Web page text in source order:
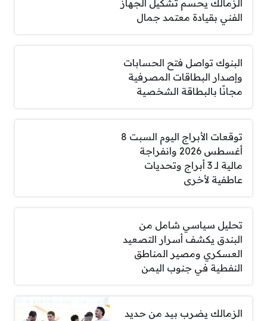
الزمالك يحسم تشكيل الجهاز
الفني بقيادة معتمد جمال
البنوك تواصل فتح الحسابات
وإصدار البطاقات المصرفية
مجانًا بالبطاقة الشخصية
توقعات الأبراج اليوم السبت 8
أغسطس 2026 وانفراجة
مالية لـ 3 أبراج وتحديات
عاطفية لأخرى
تحليل سياسي شامل من
البندق يكشف أسرار التصعيد
العسكري ومصير المناطق
النفطية في جنوب اليمن
الزمالك يضرب بيد من حديد